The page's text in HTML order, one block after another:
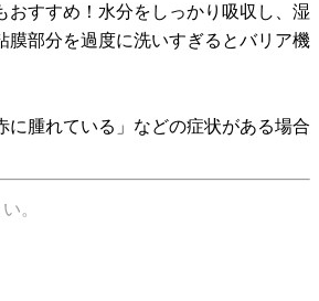
すすめ！水分をしっかり吸収し、湿
部分を過度に洗いすぎるとバリア機
腫れている」などの症状がある場合
。